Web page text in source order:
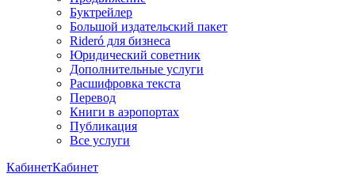
Буктрейлер
Большой издательский пакет
Rideró для бизнеса
Юридический советник
Дополнительные услуги
Расшифровка текста
Перевод
Книги в аэропортах
Публикация
Все услуги
КабинетКабинет